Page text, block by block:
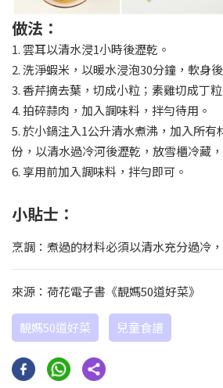
做法：
1. 雲耳以清水浸1小時後瀝乾。
2. 洗淨蝦米，以暖水浸泡30分鐘，軟身
3. 香芹摘去葉，切成小粒；素雞切成丁粒
4. 拍碎蒜肉，加入調味料，拌勻待用。
5. 於小鍋注入1公升清水煮沸，加入所有
份，以清水過冷河後瀝乾，放雪櫃冷藏
6. 享用前加入調味料，拌勻即可。
小貼士：
烹調：煮過的材料必須以清水充分過冷
來源：荷花電子書《靚媽50道好菜》
靚媽50道好菜 兒童食譜